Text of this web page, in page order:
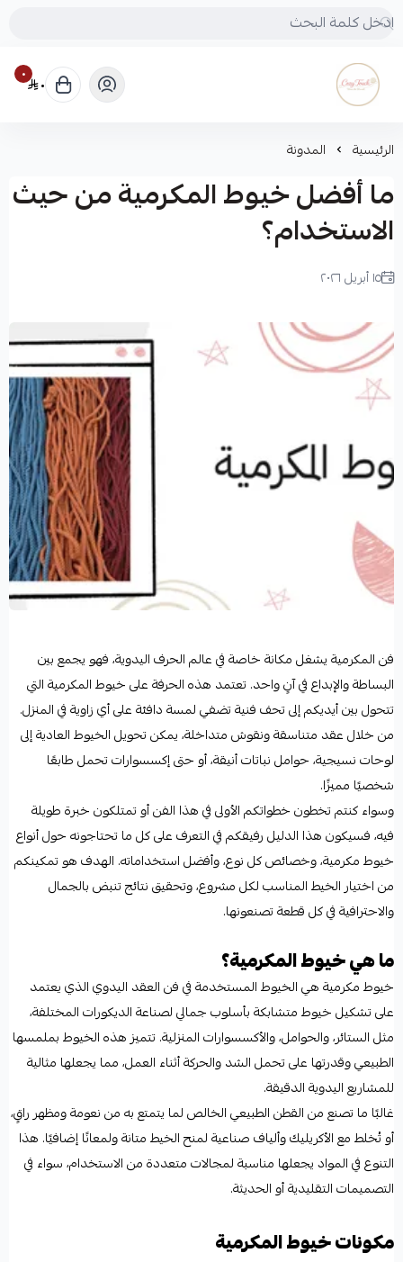
Cozy touch
٠ ٠
الرئيسية المدونة
ما أفضل خيوط المكرمية من حيث
الاستخدام؟
١٥ أبريل ٢٠٢٦
فن المكرمية يشغل مكانة خاصة في عالم الحرف اليدوية، فهو يجمع بين
البساطة والإبداع في آنٍ واحد. تعتمد هذه الحرفة على خيوط المكرمية التي
تتحول بين أيديكم إلى تحف فنية تضفي لمسة دافئة على أي زاوية في المنزل.
من خلال عقد متناسقة ونقوش متداخلة، يمكن تحويل الخيوط العادية إلى
لوحات نسيجية، حوامل نباتات أنيقة، أو حتى إكسسوارات تحمل طابعًا
شخصيًا مميزًا.
وسواء كنتم تخطون خطواتكم الأولى في هذا الفن أو تمتلكون خبرة طويلة
فيه، فسيكون هذا الدليل رفيقكم في التعرف على كل ما تحتاجونه حول أنواع
خيوط مكرمية، وخصائص كل نوع، وأفضل استخداماته. الهدف هو تمكينكم
من اختيار الخيط المناسب لكل مشروع، وتحقيق نتائج تنبض بالجمال
والاحترافية في كل قطعة تصنعونها.
ما هي خيوط المكرمية؟
خيوط مكرمية هي الخيوط المستخدمة في فن العقد اليدوي الذي يعتمد
على تشكيل خيوط متشابكة بأسلوب جمالي لصناعة الديكورات المختلفة،
مثل الستائر، والحوامل، والأكسسوارات المنزلية. تتميز هذه الخيوط بملمسها
الطبيعي وقدرتها على تحمل الشد والحركة أثناء العمل، مما يجعلها مثالية
للمشاريع اليدوية الدقيقة.
غالبًا ما تصنع من القطن الطبيعي الخالص لما يتمتع به من نعومة ومظهر راقٍ،
أو تُخلط مع الأكريليك وألياف صناعية لمنح الخيط متانة ولمعانًا إضافيًا. هذا
التنوع في المواد يجعلها مناسبة لمجالات متعددة من الاستخدام، سواء في
التصميمات التقليدية أو الحديثة.
مكونات خيوط المكرمية